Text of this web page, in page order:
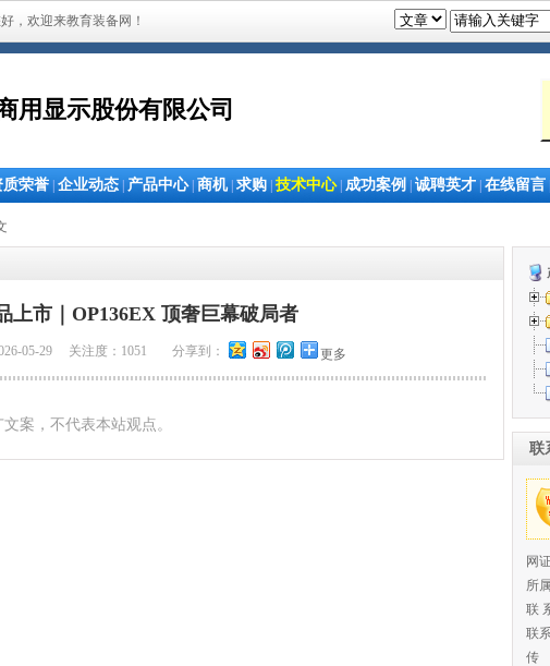
，欢迎来教育装备网！
用显示股份有限公司
质荣誉 企业动态 产品中心| 商机| 求购 技术中心| 成功案例 诚聘英才 在线留言
上市｜OP136EX 顶奢巨幕破局者
05-29 关注度：1051 分享到： 更多
案，不代表本站观点。
联
网
所
联
联
传